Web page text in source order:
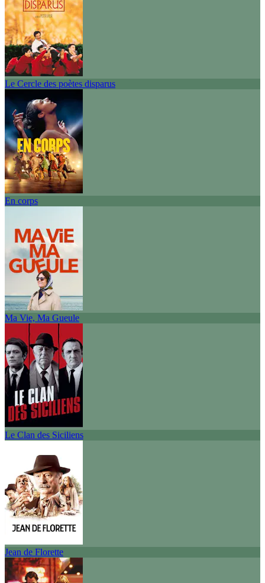
Le Cercle des poètes disparus
En corps
Ma Vie, Ma Gueule
Le Clan des Siciliens
Jean de Florette